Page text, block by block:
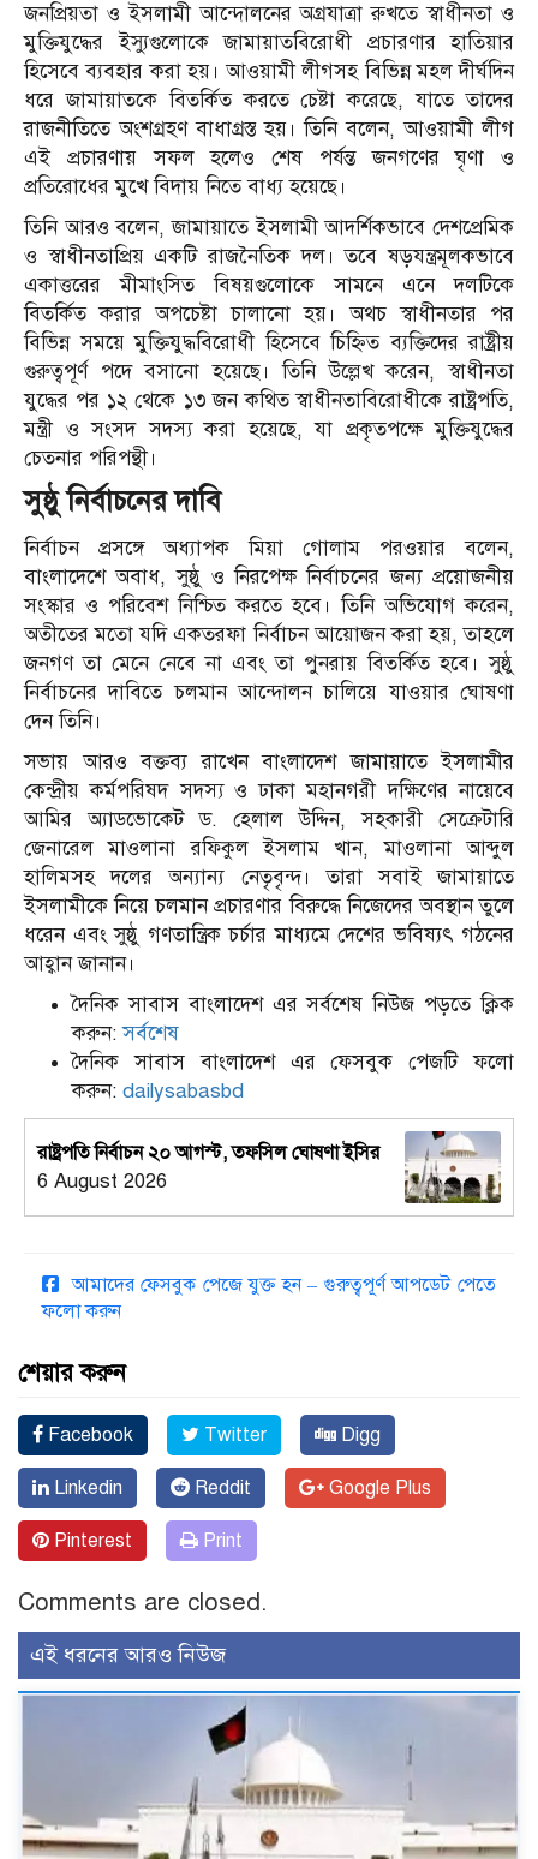
জনপ্রিয়তা ও ইসলামী আন্দোলনের অগ্রযাত্রা রুখতে স্বাধীনতা ও
মুক্তিযুদ্ধের ইস্যুগুলোকে জামায়াতবিরোধী প্রচারণার হাতিয়ার
হিসেবে ব্যবহার করা হয়। আওয়ামী লীগসহ বিভিন্ন মহল দীর্ঘদিন
ধরে জামায়াতকে বিতর্কিত করতে চেষ্টা করেছে, যাতে তাদের
রাজনীতিতে অংশগ্রহণ বাধাগ্রস্ত হয়। তিনি বলেন, আওয়ামী লীগ
এই প্রচারণায় সফল হলেও শেষ পর্যন্ত জনগণের ঘৃণা ও
প্রতিরোধের মুখে বিদায় নিতে বাধ্য হয়েছে।
তিনি আরও বলেন, জামায়াতে ইসলামী আদর্শিকভাবে দেশপ্রেমিক
ও স্বাধীনতাপ্রিয় একটি রাজনৈতিক দল। তবে ষড়যন্ত্রমূলকভাবে
একাত্তরের মীমাংসিত বিষয়গুলোকে সামনে এনে দলটিকে
বিতর্কিত করার অপচেষ্টা চালানো হয়। অথচ স্বাধীনতার পর
বিভিন্ন সময়ে মুক্তিযুদ্ধবিরোধী হিসেবে চিহ্নিত ব্যক্তিদের রাষ্ট্রীয়
গুরুত্বপূর্ণ পদে বসানো হয়েছে। তিনি উল্লেখ করেন, স্বাধীনতা
যুদ্ধের পর ১২ থেকে ১৩ জন কথিত স্বাধীনতাবিরোধীকে রাষ্ট্রপতি,
মন্ত্রী ও সংসদ সদস্য করা হয়েছে, যা প্রকৃতপক্ষে মুক্তিযুদ্ধের
চেতনার পরিপন্থী।
সুষ্ঠু নির্বাচনের দাবি
নির্বাচন প্রসঙ্গে অধ্যাপক মিয়া গোলাম পরওয়ার বলেন,
বাংলাদেশে অবাধ, সুষ্ঠু ও নিরপেক্ষ নির্বাচনের জন্য প্রয়োজনীয়
সংস্কার ও পরিবেশ নিশ্চিত করতে হবে। তিনি অভিযোগ করেন,
অতীতের মতো যদি একতরফা নির্বাচন আয়োজন করা হয়, তাহলে
জনগণ তা মেনে নেবে না এবং তা পুনরায় বিতর্কিত হবে। সুষ্ঠু
নির্বাচনের দাবিতে চলমান আন্দোলন চালিয়ে যাওয়ার ঘোষণা
দেন তিনি।
সভায় আরও বক্তব্য রাখেন বাংলাদেশ জামায়াতে ইসলামীর
কেন্দ্রীয় কর্মপরিষদ সদস্য ও ঢাকা মহানগরী দক্ষিণের নায়েবে
আমির অ্যাডভোকেট ড. হেলাল উদ্দিন, সহকারী সেক্রেটারি
জেনারেল মাওলানা রফিকুল ইসলাম খান, মাওলানা আব্দুল
হালিমসহ দলের অন্যান্য নেতৃবৃন্দ। তারা সবাই জামায়াতে
ইসলামীকে নিয়ে চলমান প্রচারণার বিরুদ্ধে নিজেদের অবস্থান তুলে
ধরেন এবং সুষ্ঠু গণতান্ত্রিক চর্চার মাধ্যমে দেশের ভবিষ্যৎ গঠনের
আহ্বান জানান।
দৈনিক সাবাস বাংলাদেশ এর সর্বশেষ নিউজ পড়তে ক্লিক
করুন:সর্বশেষ
দৈনিক সাবাস বাংলাদেশ এর ফেসবুক পেজটি ফলো
করুন: dailysabasbd
রাষ্ট্রপতি নির্বাচন ২০ আগস্ট, তফসিল ঘোষণা ইসির
6 August 2026
আমাদের ফেসবুক পেজে যুক্ত হন – গুরুত্বপূর্ণ আপডেট পেতে
ফলো করুন
শেয়ার করুন
Facebook Twitter Digg
Linkedin Reddit Google Plus
Pinterest Print
Comments are closed.
এই ধরনের আরও নিউজ